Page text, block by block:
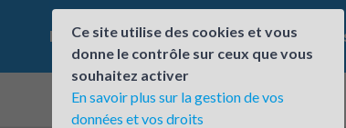
Le challenge Qui participe ? Les
Ce site utilise des cookies et vous
donne le contrôle sur ceux que vous
souhaitez activer
En savoir plus sur la gestion de vos
données et vos droits